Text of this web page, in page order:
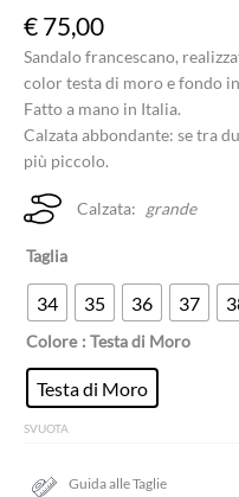
€ 75,00
Sandalo francescano,
color testa di moro e fondo
Fatto a mano in Italia.
Calzata abbondante: se tra
più piccolo.
Calzata: grande
Taglia
34 35 36 37
Colore : Testa di Moro
Testa di Moro
SVUOTA
Guida alle Taglie